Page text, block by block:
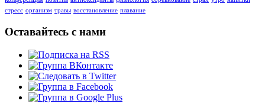
стресс организм травы восстановление плавание
Оставайтесь с нами